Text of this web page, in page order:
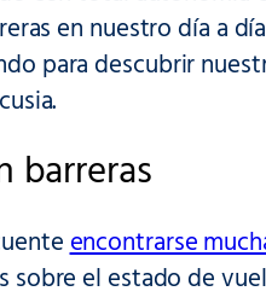
en nuestro día a
para descubrir
barreras
encontrarse
sobre el estado de